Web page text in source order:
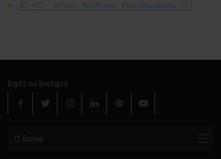
67-400 – InPost - Wschowa , Plac Grunwaldu 16 1
Bądź na bieżąco
O firmie